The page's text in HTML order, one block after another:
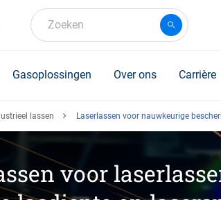
Zoeken
Gasoplossingen Over ons Carrière
lassen Laserlassen voor nauwkeurige
voor